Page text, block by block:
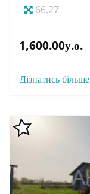
66.27
1,600.00у.о.
Дізнатись більше